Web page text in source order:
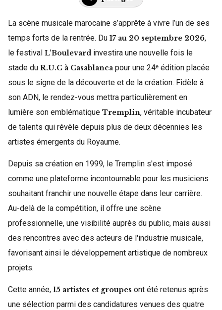
La scène musicale marocaine s’apprête à vivre l’un de ses
temps forts de la rentrée. Du 17 au 20 septembre 2026,
le festival L’Boulevard investira une nouvelle fois le
stade du R.U.C à Casablanca pour une 24ᵉ édition placée
sous le signe de la découverte et de la création. Fidèle à
son ADN, le rendez-vous mettra particulièrement en
lumière son emblématique Tremplin, véritable incubateur
de talents qui révèle depuis plus de deux décennies les
artistes émergents du Royaume.
Depuis sa création en 1999, le Tremplin s'est imposé
comme une plateforme incontournable pour les musiciens
souhaitant franchir une nouvelle étape dans leur carrière.
Au-delà de la compétition, il offre une scène
professionnelle, une visibilité auprès du public, mais aussi
des rencontres avec des acteurs de l'industrie musicale,
favorisant ainsi le développement artistique de nombreux
projets.
Cette année, 15 artistes et groupes ont été retenus après
une sélection parmi des candidatures venues des quatre